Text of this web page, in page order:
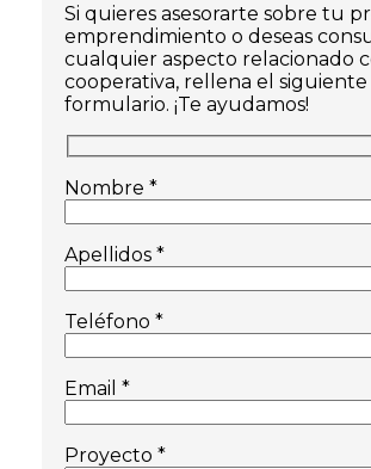
Si quieres asesorarte sobre tu
emprendimiento o deseas
cualquier aspecto relacionado
cooperativa, rellena el siguiente
formulario. ¡Te ayudamos!
Nombre *
Apellidos *
Teléfono *
Email *
Proyecto *